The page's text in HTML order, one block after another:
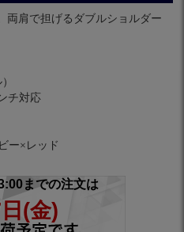
両肩で担げるダブルショルダー
チ対応
ー×レッド